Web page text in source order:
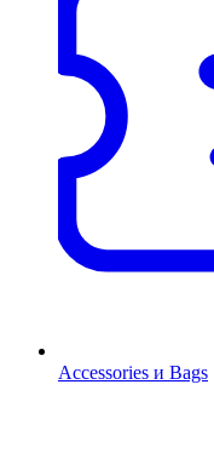
Accessories и Bags